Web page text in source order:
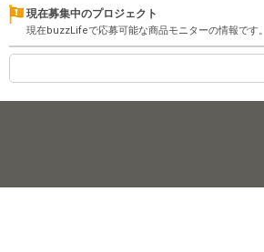
現在募集中のプロジェクト
現在buzzLifeで応募可能な商品モニターの情報です。